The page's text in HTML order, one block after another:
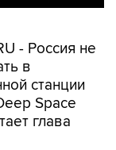
- Россия не
в
станции
Space
глава